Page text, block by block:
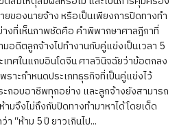
ของนายจ้าง หรือเป็นเพียงการปิดทางทำ
งที่เห็นภาพชัดคือ คำพิพากษาศาลฎีกาที่
ดีตลูกจ้างไปทำงานกับคู่แข่งเป็นเวลา 5
ทศในแถบอินโดจีน ศาลวินิจฉัยว่าข้อตกลง
ราะกำหนดประเภทธุรกิจที่เป็นคู่แข่งไว้
ะกอบอาชีพทุกอย่าง และลูกจ้างยังสามารถ
ามจึงไม่ถึงกับปิดทางทำมาหาได้โดยเด็ด
“ห้าม 5 ปี ยาวเกินไป...